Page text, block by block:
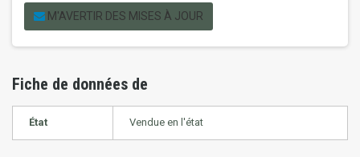
M'AVERTIR DES MISES À JOUR
Fiche de données de
État Vendue en l'état